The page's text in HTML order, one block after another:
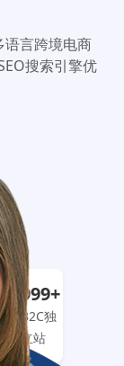
言跨境电商
搜索引擎优
999+
B2C独
立站